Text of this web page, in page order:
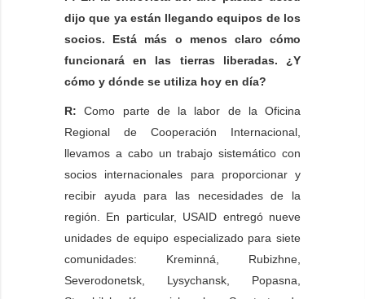
dijo que ya están llegando equipos de los
socios. Está más o menos claro cómo
funcionará en las tierras liberadas. ¿Y
cómo y dónde se utiliza hoy en día?
R:Como parte de la labor de la Oficina
Regional de Cooperación Internacional,
llevamos a cabo un trabajo sistemático con
socios internacionales para proporcionar y
recibir ayuda para las necesidades de la
región. En particular, USAID entregó nueve
unidades de equipo especializado para siete
comunidades: Kreminná, Rubizhne,
Severodonetsk, Lysychansk, Popasna,